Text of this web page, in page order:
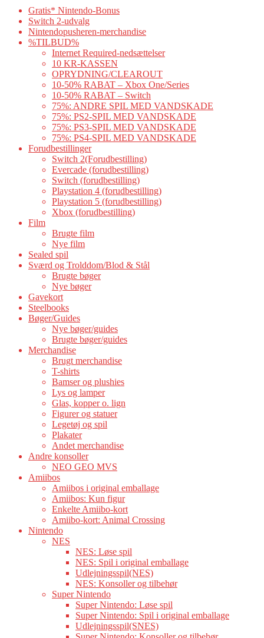
Gratis* Nintendo-Bonus
Switch 2-udvalg
Nintendopusheren-merchandise
%TILBUD%
Internet Required-nedsættelser
10 KR-KASSEN
OPRYDNING/CLEAROUT
10-50% RABAT – Xbox One/Series
10-50% RABAT – Switch
75%: ANDRE SPIL MED VANDSKADE
75%: PS2-SPIL MED VANDSKADE
75%: PS3-SPIL MED VANDSKADE
75%: PS4-SPIL MED VANDSKADE
Forudbestillinger
Switch 2(Forudbestilling)
Evercade (forudbestilling)
Switch (forudbestilling)
Playstation 4 (forudbestilling)
Playstation 5 (forudbestilling)
Xbox (forudbestilling)
Film
Brugte film
Nye film
Sealed spil
Sværd og Trolddom/Blod & Stål
Brugte bøger
Nye bøger
Gavekort
Steelbooks
Bøger/Guides
Nye bøger/guides
Brugte bøger/guides
Merchandise
Brugt merchandise
T-shirts
Bamser og plushies
Lys og lamper
Glas, kopper o. lign
Figurer og statuer
Legetøj og spil
Plakater
Andet merchandise
Andre konsoller
NEO GEO MVS
Amiibos
Amiibos i original emballage
Amiibos: Kun figur
Enkelte Amiibo-kort
Amiibo-kort: Animal Crossing
Nintendo
NES
NES: Løse spil
NES: Spil i original emballage
Udlejningsspil(NES)
NES: Konsoller og tilbehør
Super Nintendo
Super Nintendo: Løse spil
Super Nintendo: Spil i original emballage
Udlejningsspil(SNES)